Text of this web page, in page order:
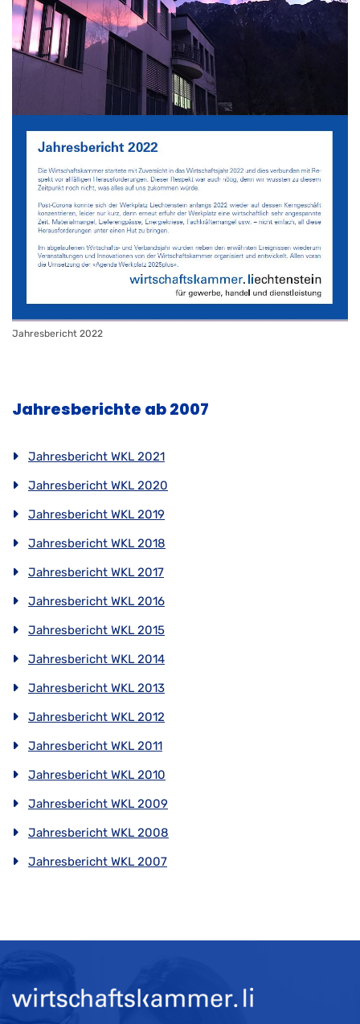
Jahresbericht 2022
Jahresberichte ab 2007
Jahresbericht WKL 2021
Jahresbericht WKL 2020
Jahresbericht WKL 2019
Jahresbericht WKL 2018
Jahresbericht WKL 2017
Jahresbericht WKL 2016
Jahresbericht WKL 2015
Jahresbericht WKL 2014
Jahresbericht WKL 2013
Jahresbericht WKL 2012
Jahresbericht WKL 2011
Jahresbericht WKL 2010
Jahresbericht WKL 2009
Jahresbericht WKL 2008
Jahresbericht WKL 2007